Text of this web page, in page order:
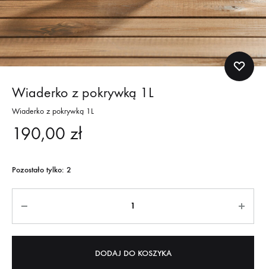
Wiaderko z pokrywką 1L
Wiaderko z pokrywką 1L
190,00 zł
Pozostało tylko: 2
DODAJ DO KOSZYKA